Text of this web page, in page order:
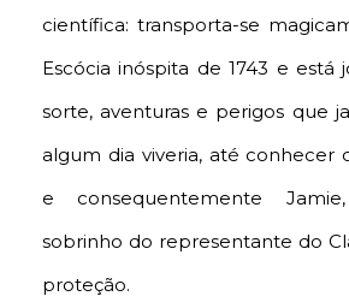
científica: transporta-se
Escócia inóspita de 1743 e está
sorte, aventuras e perigos que
algum dia viveria, até conhecer
e consequentemente
sobrinho do representante do
proteção.